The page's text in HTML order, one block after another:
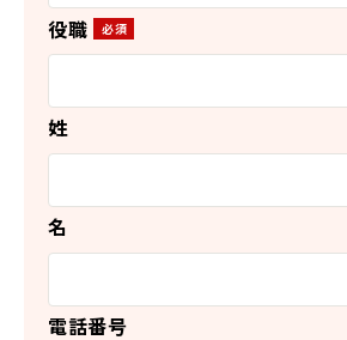
役職
姓
名
電話番号